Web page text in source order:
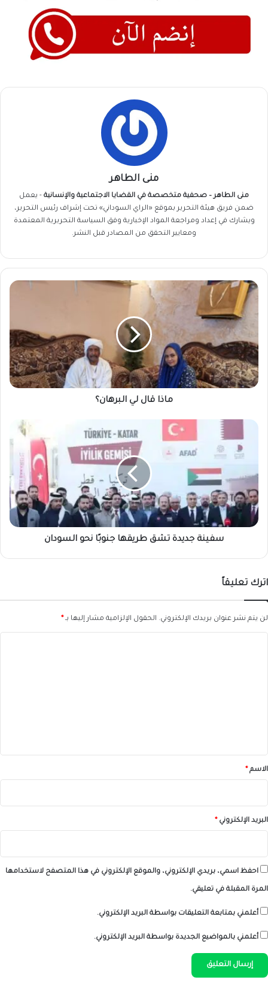
منى الطاهر
منى الطاهر – صحفية متخصصة في القضايا الاجتماعية والإنسانية - يعمل
ضمن فريق هيئة التحرير بموقع «الراي السوداني» تحت إشراف رئيس التحرير،
ويشارك في إعداد ومراجعة المواد الإخبارية وفق السياسة التحريرية المعتمدة
ومعايير التحقق من المصادر قبل النشر.
ماذا
قال
لي
البرهان؟
ماذا قال لي البرهان؟
سفينة
جديدة
تشق
جنوبًا
نحو
السودان
سفينة جديدة تشق طريقها جنوبًا نحو السودان
اترك تعليقاً
لن يتم نشر عنوان بريدك الإلكتروني. الحقول الإلزامية مشار إليها بـ*
*الاسم*
البريد الإلكتروني*
احفظ اسمي، بريدي الإلكتروني، والموقع الإلكتروني في هذا المتصفح لاستخدامها
المرة المقبلة في تعليقي.
أعلمني بمتابعة التعليقات بواسطة البريد الإلكتروني.
أعلمني بالمواضيع الجديدة بواسطة البريد الإلكتروني.